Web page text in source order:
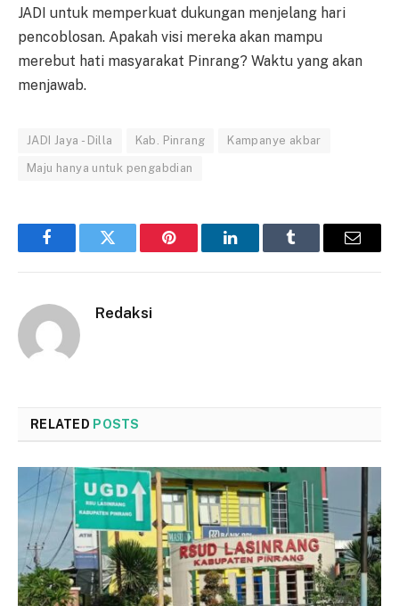
JADI untuk memperkuat dukungan menjelang hari
pencoblosan. Apakah visi mereka akan mampu
merebut hati masyarakat Pinrang? Waktu yang akan
menjawab.
JADI Jaya - Dilla Kab. Pinrang Kampanye akbar
Maju hanya untuk pengabdian
FacebookTwitter Pinterest LinkedInTumblr Email
Redaksi
RELATED POSTS